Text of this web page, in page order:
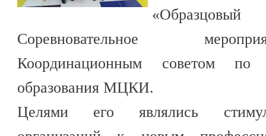
Соревновательное
Координационным советом по
образования МЦКИ.
Целями его являлись